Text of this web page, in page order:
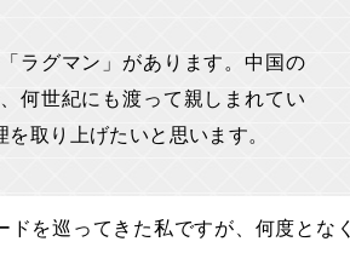
ラグマン」があります。中国の
何世紀にも渡って親しまれてい
取り上げたいと思います。
を巡ってきた私ですが、何度となく